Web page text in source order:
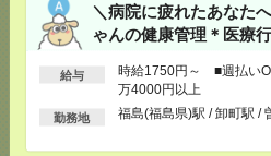
＼病院に疲れたあなた
ゃんの健康管理＊医療
給与
時給1750円～ ■週払い
万4000円以上
勤務地 福島(福島県)駅 / 卸町駅 /
応募ペ